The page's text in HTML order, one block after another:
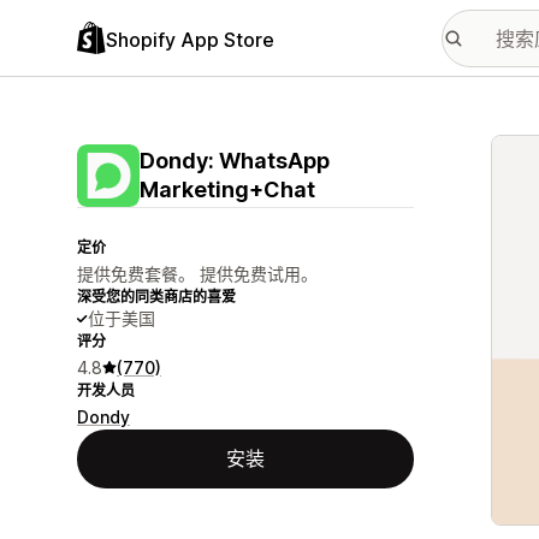
Shopify App Store
Dondy: WhatsApp
Marketing+Chat
定价
提供免费套餐。 提供免费试用。
深受您的同类商店的喜爱
位于美国
评分
4.8 (770)
开发人员
Dondy
安装
配图